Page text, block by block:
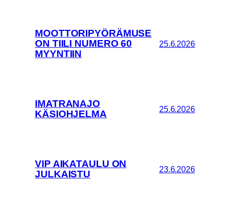
MOOTTORIPYÖRÄMUSE
ON TIILI NUMERO 60
MYYNTIIN
25.6.2026
IMATRANAJO
KÄSIOHJELMA
25.6.2026
VIP AIKATAULU ON
JULKAISTU
23.6.2026